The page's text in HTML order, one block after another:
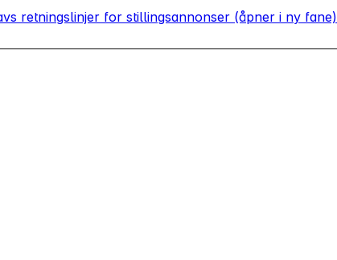
retningslinjer for stillingsannonser (åpner i ny fane)